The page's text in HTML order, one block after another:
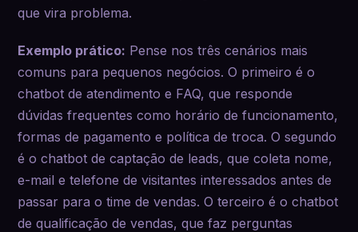
que vira problema.
Exemplo prático: Pense nos três cenários mais
comuns para pequenos negócios. O primeiro é o
chatbot de atendimento e FAQ, que responde
dúvidas frequentes como horário de funcionamento,
formas de pagamento e política de troca. O segundo
é o chatbot de captação de leads, que coleta nome,
e-mail e telefone de visitantes interessados antes de
passar para o time de vendas. O terceiro é o chatbot
de qualificação de vendas, que faz perguntas